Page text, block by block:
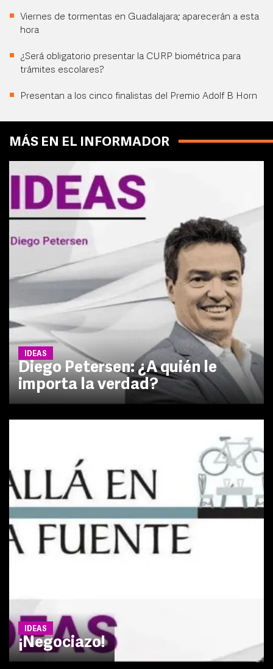
Viernes de tormentas en Guadalajara; aparecerán a esta
hora
¿Será obligatorio presentar la CURP biométrica para
trámites escolares?
Presentan a los cinco finalistas del Premio Adolf B Horn
MÁS EN EL INFORMADOR
IDEAS
Diego Petersen: ¿A quién le
importa la verdad?
IDEAS
¡Negociazo!